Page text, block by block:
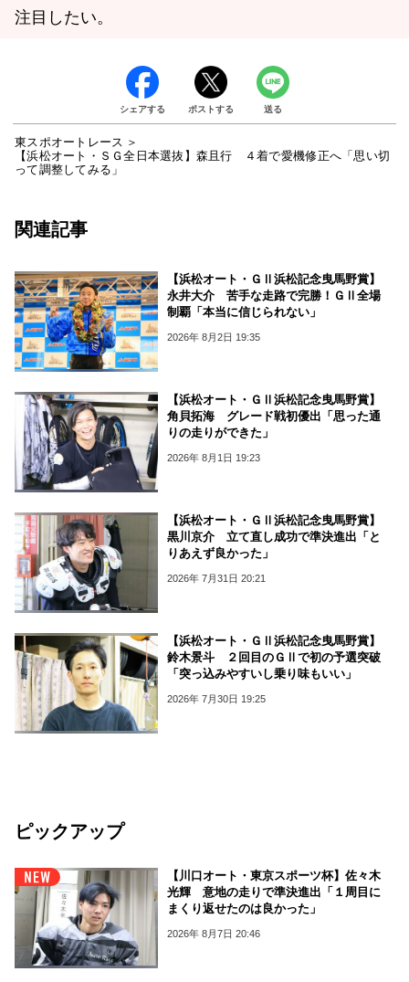
注目したい。
シェアする ポストする 送る
東スポオートレース
【浜松オート・ＳＧ全日本選抜】森且行 ４着で愛機修正へ「思い切
って調整してみる」
関連記事
【浜松オート・ＧⅡ浜松記念曳馬野賞】
永井大介 苦手な走路で完勝！ＧⅡ全場
制覇「本当に信じられない」
2026年 8月2日 19:35
【浜松オート・ＧⅡ浜松記念曳馬野賞】
角貝拓海 グレード戦初優出「思った通
りの走りができた」
2026年 8月1日 19:23
【浜松オート・ＧⅡ浜松記念曳馬野賞】
黒川京介 立て直し成功で準決進出「と
りあえず良かった」
2026年 7月31日 20:21
【浜松オート・ＧⅡ浜松記念曳馬野賞】
鈴木景斗 ２回目のＧⅡで初の予選突破
「突っ込みやすいし乗り味もいい」
2026年 7月30日 19:25
ピックアップ
【川口オート・東京スポーツ杯】佐々木
光輝 意地の走りで準決進出「１周目に
まくり返せたのは良かった」
2026年 8月7日 20:46